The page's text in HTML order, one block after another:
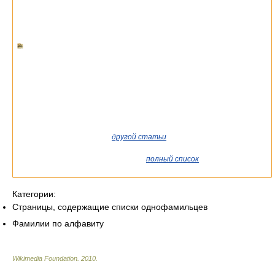
другой статьи
полный список
Категории:
Страницы, содержащие списки однофамильцев
Фамилии по алфавиту
Wikimedia Foundation 2010